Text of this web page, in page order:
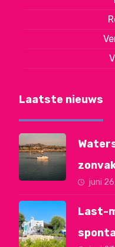
Laatste nieuws
juni
Last-